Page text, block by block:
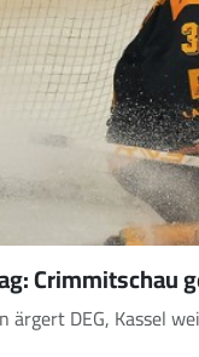
Crimmitschau
ärgert DEG, Kassel